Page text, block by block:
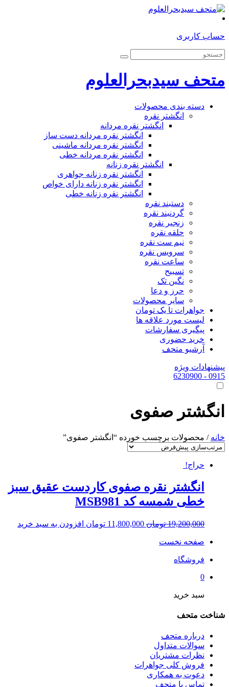
حساب کاربری
متحف سیدبحرالعلوم
دسته بندی محصولات
انگشتر نقره
انگشتر نقره مردانه
انگشتر نقره مردانه دست ساز
انگشتر نقره مردانه ماشینی
انگشتر نقره مردانه خطی
انگشتر نقره زنانه
انگشتر نقره زنانه جواهری
انگشتر نقره زنانه دارای خواص
انگشتر نقره زنانه خطی
دستبند نقره
گردنبند نقره
زنجیر نقره
حلقه نقره
نیم ست نقره
سرویس نقره
ساعت نقره
تسبیح
نگین تک
حرز و دعا
سایر محصولات
جواهرات تا یک تومان
لیست مورد علاقه ها
پیگیری سفارشات
خرید حضوری
آرشیو متحف
پیشنهادات ویژه
0915
- 6230900
انگشتر صفوی
خانه / محصولات برچسب خورده “انگشتر صفوی”
حراج!
انگشتر نقره صفوی کاردست عقیق سبز
خطی شمسه کد MSB981
19,200,000 تومان 11,800,000 تومان افزودن به سبد خرید
صفحه نخست
فروشگاه
0
سبد خرید
شناخت متحف
درباره متحف
سوالات متداول
نظرات مشتریان
فروش کلی جواهرات
دعوت به همکاری
تماس با متحف